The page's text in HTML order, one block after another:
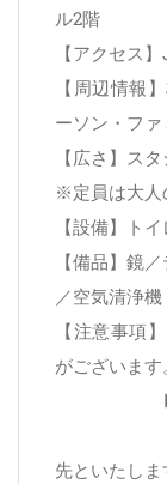
ル2階
【アクセス
【周辺情報
ーソン・フ
【広さ】ス
※定員は大人
【設備】ト
【備品】鏡
／空気清浄機
【注意事項
がございます。
▶最低利
▶写真と
先といたしま